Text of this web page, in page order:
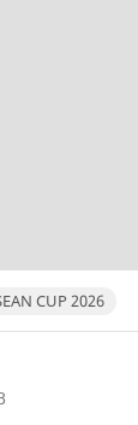
CUP 2026